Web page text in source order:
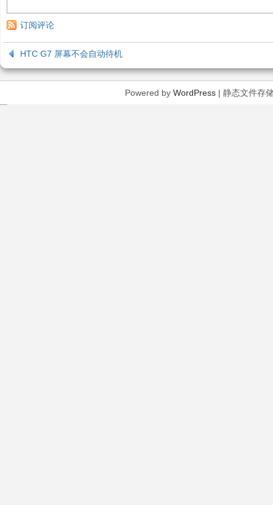
订阅评论
HTC G7 屏幕不会自动待机
Powered by WordPress| 静态文件存